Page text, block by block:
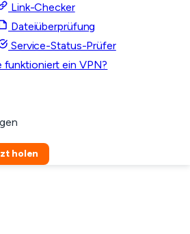
Link-Checker
Dateiüberprüfung
Service-Status-Prüfer
funktioniert ein VPN?
holen